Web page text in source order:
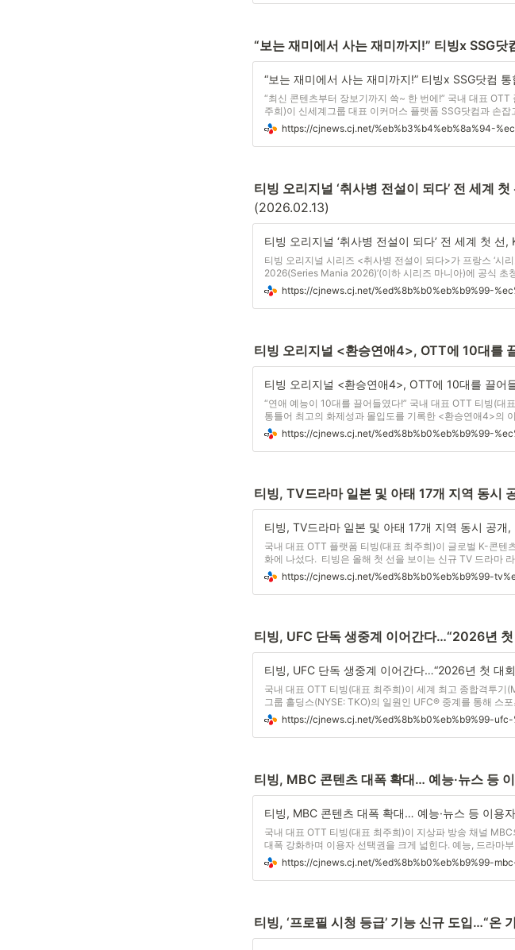
“보는 재미에서 사는 재미까지!” 티빙x SSG닷
“최신 콘텐츠부터 장보기까지 쓱~ 한 번에!” 국내 대표 OTT
주희)이 신세계그룹 대표 이커머스 플랫폼 SSG닷컴과 손
통합 멤버십 모델을 출시했다고 6일 밝혔다. 콘텐츠와 장보
은 OTT를 넘어 이용자 라이프사이클 전반으
티빙 오리지널 ‘취사병 전설이 되다’ 전 세계
(2026.02.13)
티빙 오리지널 시리즈 <취사병 전설이 되다>가 프랑스 ‘시
2026(Series Mania 2026)’(이하 시리즈 마니아)에 공식 초
첫 선을 보인다. 국내 대표 OTT 플랫폼 티빙(대표 최주희)은
앞둔 티빙 오리지널 &lt
티빙 오리지널 <환승연애4>, OTT에 10대를
“연애 예능이 10대를 끌어들였다!” 국내 대표 OTT 티빙(대
통틀어 최고의 화제성과 몰입도를 기록한 <환승연애4>의
분석한 결과, 10대 시청 비중이 남녀 모두에서 크게 증가한
승연애4>
티빙, TV드라마 일본 및 아태 17개 지역 동시
국내 대표 OTT 플랫폼 티빙(대표 최주희)이 글로벌 K-콘텐
화에 나섰다. 티빙은 올해 첫 선을 보이는 신규 TV 드라마
본 디즈니+와 아시아태평양 17개 국가 및 지역 내 HBO Max
브랜드관에서 독점 공개한다
티빙, UFC 단독 생중계 이어간다…“2026년 첫
국내 대표 OTT 티빙(대표 최주희)이 세계 최고 종합격투기
그룹 홀딩스(NYSE: TKO)의 일원인 UFC® 중계를 통해 스
지속적으로 강화한다. UFC는 전 세계 210개국 이상에서 중
브랜드로, 국내에서도 오랜 기간
티빙, MBC 콘텐츠 대폭 확대… 예능·뉴스 등
국내 대표 OTT 티빙(대표 최주희)이 지상파 방송 채널
대폭 강화하며 이용자 선택권을 크게 넓힌다. 예능, 드라마
램까지 MBC의 다양한 콘텐츠를 한 곳에서 즐길 수 있게 됐
'MBC 뉴스&시사' 스페셜관을 새롭
티빙, ‘프로필 시청 등급’ 기능 신규 도입…“온